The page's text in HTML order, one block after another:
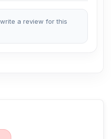
a review for this